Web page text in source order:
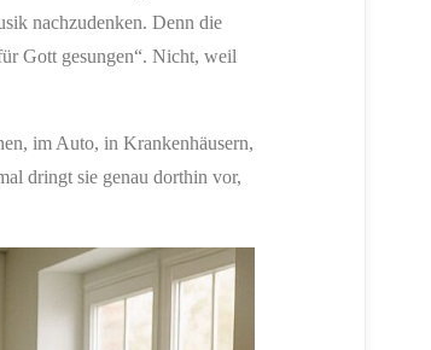
nachzudenken. Denn die
Gott gesungen“. Nicht, weil
im Auto, in Krankenhäusern,
dringt sie genau dorthin vor,